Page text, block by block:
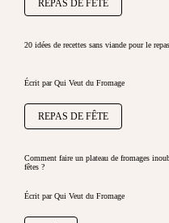
REPAS DE FÊTE
20 idées de recettes sans viande pour le
Écrit par Qui Veut du Fromage
REPAS DE FÊTE
Comment faire un plateau de fromages
fêtes ?
Écrit par Qui Veut du Fromage